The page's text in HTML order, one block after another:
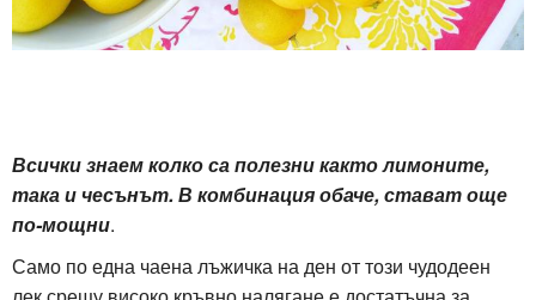
Всички знаем колко са полезни както лимоните,
така и чесънът. В комбинация обаче, стават още
по-мощни.
Само по една чаена лъжичка на ден от този чудодеен